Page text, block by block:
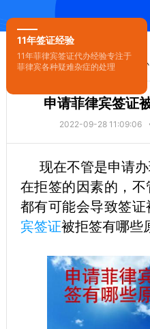
11年签证经验
11年菲律宾签证代办经验专注于
菲律宾各种疑难杂症的处理
您的位置：首页-菲律宾签证代办
申请菲律宾签证
2022-09-28 11:09:06
现在不管是申请
在拒签的因素的，不
都有可能会导致签
宾签证被拒签有哪些